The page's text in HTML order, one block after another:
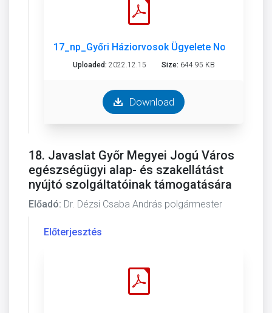
17_np_Győri Háziorvosok Ügyelete Nonprofit
Uploaded: 2022.12.15 Size: 644.95 KB
Download
18. Javaslat Győr Megyei Jogú Város
egészségügyi alap- és szakellátást
nyújtó szolgáltatóinak támogatására
Előadó: Dr. Dézsi Csaba András polgármester
Előterjesztés